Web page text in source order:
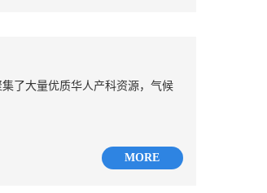
了大量优质华人产科资源，气候
MORE